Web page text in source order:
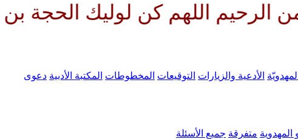
اللهم كن لوليك الحجة بن
الأدعية والزيارات التوقيعات المخطوطات المكتبة الأدبية دعوى
المهدوية متفرقة جميع الأسئلة